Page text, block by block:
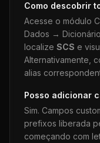
Como descobrir
Acesse o módulo
Dados →
localize SCS e
Alternativamente,
alias
Posso adicionar
Sim. Campos
prefixos liberada
começando com